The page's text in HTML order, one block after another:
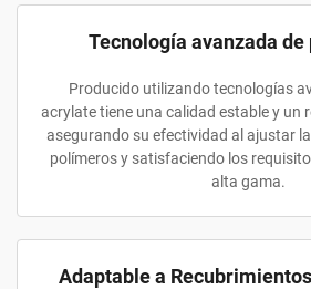
Tecnología avanzada
Producido utilizando tecnologías
acrylate tiene una calidad estable y un
asegurando su efectividad al ajustar
polímeros y satisfaciendo los
alta gama.
Adaptable a